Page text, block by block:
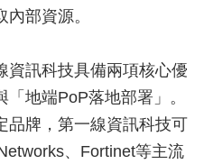
部資源。
資訊科技具備兩項核心優
地端PoP落地部署」。
品牌，第一線資訊科技可
、Fortinet等主流